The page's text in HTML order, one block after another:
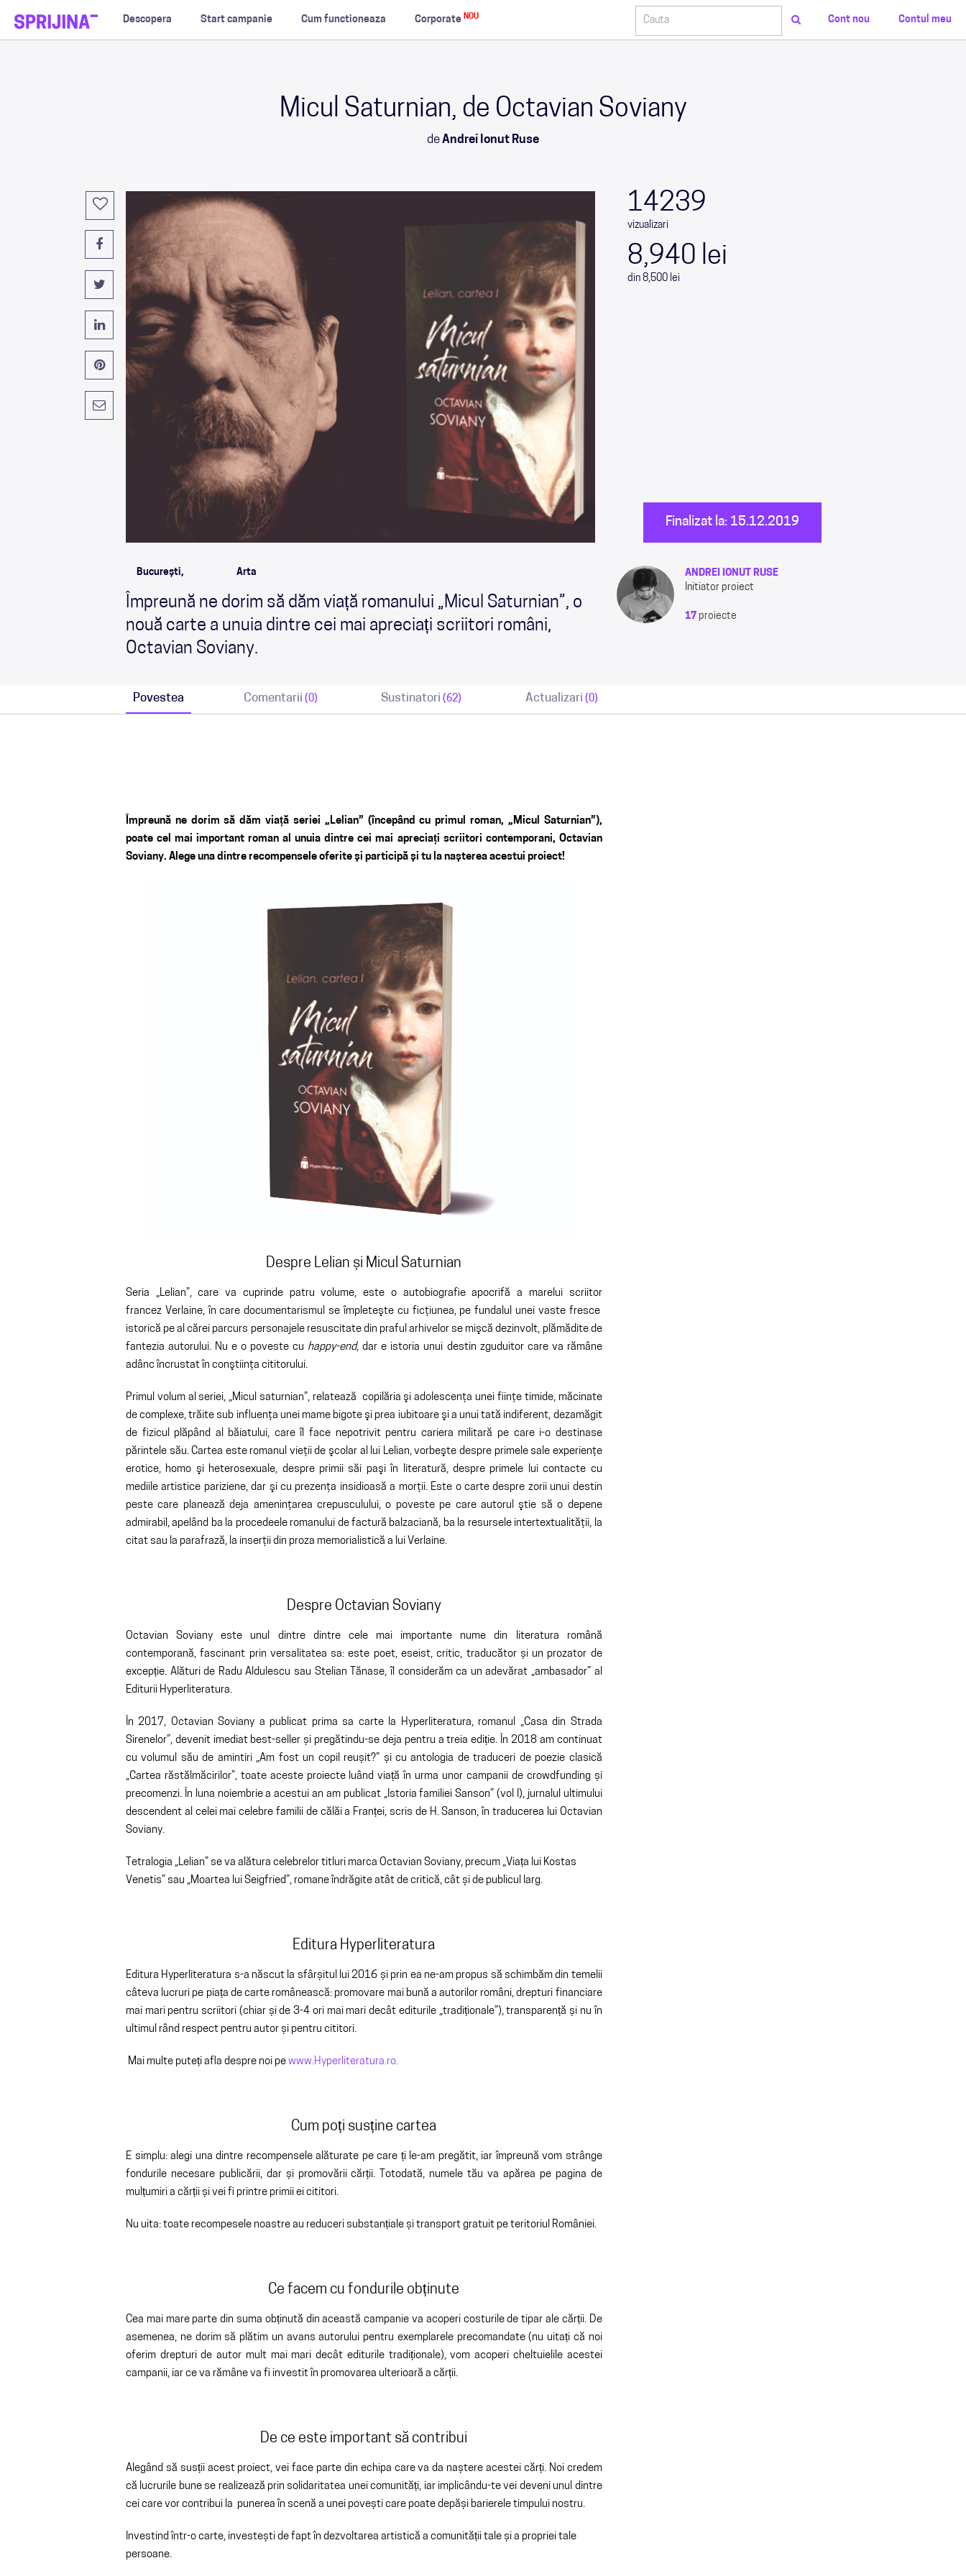
Descopera Start campanie Cum functioneaza Corporate NOU Cont nou Contul meu
Micul Saturnian, de Octavian Soviany
deAndrei Ionut Ruse
14239
vizualizari
8,940 lei
din 8,500 lei
Finalizat la: 15.12.2019
București, Arta
Împreună ne dorim să dăm viață romanului „Micul Saturnian”, o
nouă carte a unuia dintre cei mai apreciați scriitori români,
Octavian Soviany.
ANDREI IONUT RUSE
Initiator proiect
17proiecte
Povestea Comentarii (0) Sustinatori (62) Actualizari (0)
Împreună ne dorim să dăm viață seriei „Lelian” (începând cu primul roman, „Micul Saturnian”),
poate cel mai important roman al unuia dintre cei mai apreciați scriitori contemporani, Octavian
Soviany. Alege una dintre recompensele oferite și participă și tu la nașterea acestui proiect!
Despre Lelian și Micul Saturnian
Seria „Lelian”, care va cuprinde patru volume, este o autobiografie apocrifă a marelui scriitor
francez Verlaine, în care documentarismul se împleteşte cu ficţiunea, pe fundalul unei vaste fresce
istorică pe al cărei parcurs personajele resuscitate din praful arhivelor se mişcă dezinvolt, plămădite de
fantezia autorului. Nu e o poveste cu happy-end, dar e istoria unui destin zguduitor care va rămâne
adânc încrustat în conştiinţa cititorului.
Primul volum al seriei, „Micul saturnian”, relatează copilăria şi adolescenţa unei fiinţe timide, măcinate
de complexe, trăite sub influenţa unei mame bigote şi prea iubitoare şi a unui tată indiferent, dezamăgit
de fizicul plăpând al băiatului, care îl face nepotrivit pentru cariera militară pe care i-o destinase
părintele său. Cartea este romanul vieţii de şcolar al lui Lelian, vorbeşte despre primele sale experienţe
erotice, homo şi heterosexuale, despre primii săi paşi în literatură, despre primele lui contacte cu
mediile artistice pariziene, dar şi cu prezenţa insidioasă a morţii. Este o carte despre zorii unui destin
peste care planează deja ameninţarea crepusculului, o poveste pe care autorul ştie să o depene
admirabil, apelând ba la procedeele romanului de factură balzaciană, ba la resursele intertextualităţii, la
citat sau la parafrază, la inserţii din proza memorialistică a lui Verlaine.
Despre Octavian Soviany
Octavian Soviany este unul dintre dintre cele mai importante nume din literatura română
contemporană, fascinant prin versalitatea sa: este poet, eseist, critic, traducător și un prozator de
excepție. Alături de Radu Aldulescu sau Stelian Tănase, îl considerăm ca un adevărat „ambasador” al
Editurii Hyperliteratura.
În 2017, Octavian Soviany a publicat prima sa carte la Hyperliteratura, romanul „Casa din Strada
Sirenelor”, devenit imediat best-seller și pregătindu-se deja pentru a treia ediție. În 2018 am continuat
cu volumul său de amintiri „Am fost un copil reușit?” și cu antologia de traduceri de poezie clasică
„Cartea răstălmăcirilor”, toate aceste proiecte luând viață în urma unor campanii de crowdfunding și
precomenzi. În luna noiembrie a acestui an am publicat „Istoria familiei Sanson” (vol I), jurnalul ultimului
descendent al celei mai celebre familii de călăi a Franței, scris de H. Sanson, în traducerea lui Octavian
Soviany.
Tetralogia „Lelian” se va alătura celebrelor titluri marca Octavian Soviany, precum „Viața lui Kostas
Venetis” sau „Moartea lui Seigfried”, romane îndrăgite atât de critică, cât și de publicul larg.
Editura Hyperliteratura
Editura Hyperliteratura s-a născut la sfârșitul lui 2016 și prin ea ne-am propus să schimbăm din temelii
câteva lucruri pe piața de carte românească: promovare mai bună a autorilor români, drepturi financiare
mai mari pentru scriitori (chiar și de 3-4 ori mai mari decât editurile „tradiționale”), transparență și nu în
ultimul rând respect pentru autor și pentru cititori.
Mai multe puteți afla despre noi pe www.Hyperliteratura.ro.
Cum poți susține cartea
E simplu: alegi una dintre recompensele alăturate pe care ți le-am pregătit, iar împreună vom strânge
fondurile necesare publicării, dar și promovării cărții. Totodată, numele tău va apărea pe pagina de
mulțumiri a cărții și vei fi printre primii ei cititori.
Nu uita: toate recompesele noastre au reduceri substanțiale și transport gratuit pe teritoriul României.
Ce facem cu fondurile obținute
Cea mai mare parte din suma obținută din această campanie va acoperi costurile de tipar ale cărții. De
asemenea, ne dorim să plătim un avans autorului pentru exemplarele precomandate (nu uitați că noi
oferim drepturi de autor mult mai mari decât editurile tradiționale), vom acoperi cheltuielile acestei
campanii, iar ce va rămâne va fi investit în promovarea ulterioară a cărții.
De ce este important să contribui
Alegând să susții acest proiect, vei face parte din echipa care va da naștere acestei cărți. Noi credem
că lucrurile bune se realizează prin solidaritatea unei comunități, iar implicându-te vei deveni unul dintre
cei care vor contribui la punerea în scenă a unei povești care poate depăși barierele timpului nostru.
Investind într-o carte, investești de fapt în dezvoltarea artistică a comunității tale și a propriei tale
persoane.